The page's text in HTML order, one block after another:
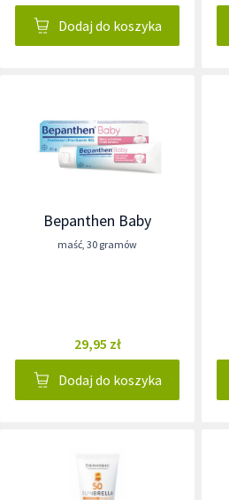
Dodaj do koszyka
Bepanthen Baby
maść, 30 gramów
29,95 zł
Dodaj do koszyka